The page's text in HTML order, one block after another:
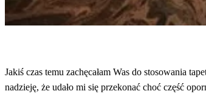
Jakiś czas temu zachęcałam Was do stosowania
nadzieję, że udało mi się przekonać choć część